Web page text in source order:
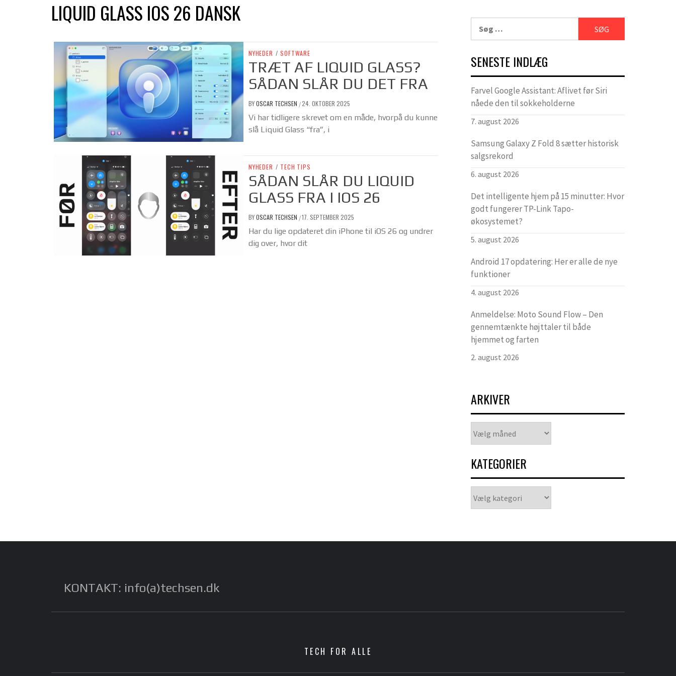
LIQUID GLASS IOS 26 DANSK
NYHEDER / SOFTWARE
TRÆT AF LIQUID GLASS?
SÅDAN SLÅR DU DET FRA
BYOSCAR TECHSEN /24. OKTOBER 2025
Vi har tidligere skrevet om en måde, hvorpå du kunne
slå Liquid Glass “fra”, i
NYHEDER / TECH TIPS
SÅDAN SLÅR DU LIQUID
GLASS FRA I IOS 26
BYOSCAR TECHSEN /17. SEPTEMBER 2025
Har du lige opdateret din iPhone til iOS 26 og undrer
dig over, hvor dit
efter:
SENESTE INDLÆG
Farvel Google Assistant: Aflivet før Siri
nåede den til sokkeholderne
7. august 2026
Samsung Galaxy Z Fold 8 sætter historisk
salgsrekord
6. august 2026
Det intelligente hjem på 15 minutter: Hvor
godt fungerer TP-Link Tapo-
økosystemet?
5. august 2026
Android 17 opdatering: Her er alle de nye
funktioner
4. august 2026
Anmeldelse: Moto Sound Flow – Den
gennemtænkte højttaler til både
hjemmet og farten
2. august 2026
ARKIVER
KATEGORIER
KONTAKT: info(a)techsen.dk
TECH FOR ALLE